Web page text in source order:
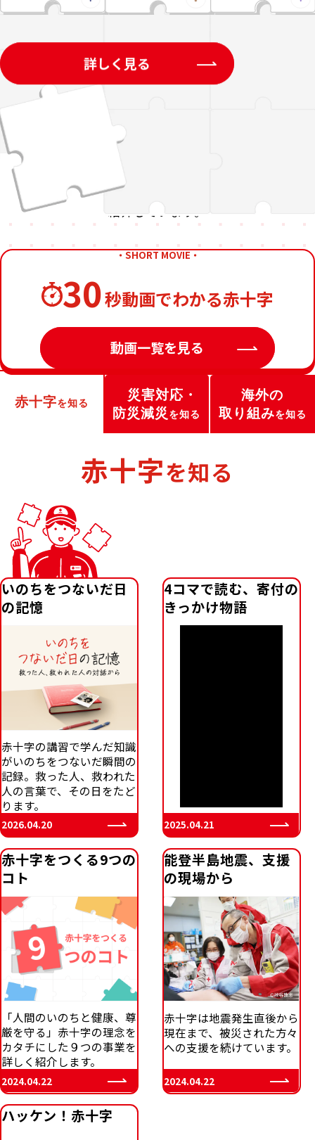
詳しく見る
上白石さんやイラストといっしょに
紹介しています。
・SHORT MOVIE・
30秒動画でわかる赤十字
動画一覧を見る
赤十字を知る
災害対応・
防災減災 を知る
海外の
取り組みを知る​
赤十字を知る
いのちをつないだ日
の記憶
赤十字の講習で学んだ知識
がいのちをつないだ瞬間の
記録。救った人、救われた
人の言葉で、その日をたど
ります。
2026.04.20
4コマで読む、寄付の
きっかけ物語
2025.04.21
赤十字をつくる9つの
コト
「人間のいのちと健康、尊
厳を守る」赤十字の理念を
カタチにした９つの事業を
詳しく紹介します。
2024.04.22
能登半島地震、支援
の現場から
赤十字は地震発生直後から
現在まで、被災された方々
への支援を続けています。
2024.04.22
ハッケン！赤十字